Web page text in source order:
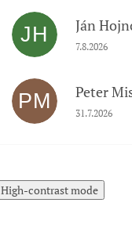
JH Ján
7.8.2026
PM Peter
31.7.2026
High-contrast mode